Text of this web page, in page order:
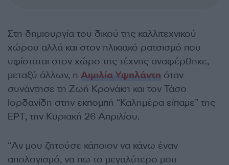
Στη δημιουργία του δικού της καλλιτεχνικού
χώρου αλλά και στον ηλικιακό ρατσισμό που
υφίσταται στον χώρο της τέχνης αναφέρθηκε,
μεταξύ άλλων, η Αιμιλία Υψηλάντη όταν
συνάντησε τη Ζωή Κρονάκη και τον Τάσο
Ιορδανίδη στην εκπομπή “Καλημέρα είπαμε” της
ΕΡΤ, την Κυριακή 26 Απριλίου.
“Αν μου ζητούσε κάποιον να κάνω έναν
απολογισμό, να πω το μεγαλύτερο μου